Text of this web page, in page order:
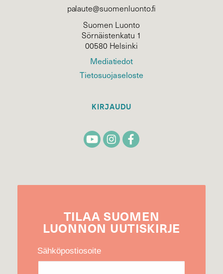
palaute@suomenluonto.fi
Suomen Luonto
Sörnäistenkatu 1
00580 Helsinki
Mediatiedot
Tietosuojaseloste
KIRJAUDU
TILAA SUOMEN
LUONNON UUTIS­KIRJE
Sähköpostiosoite